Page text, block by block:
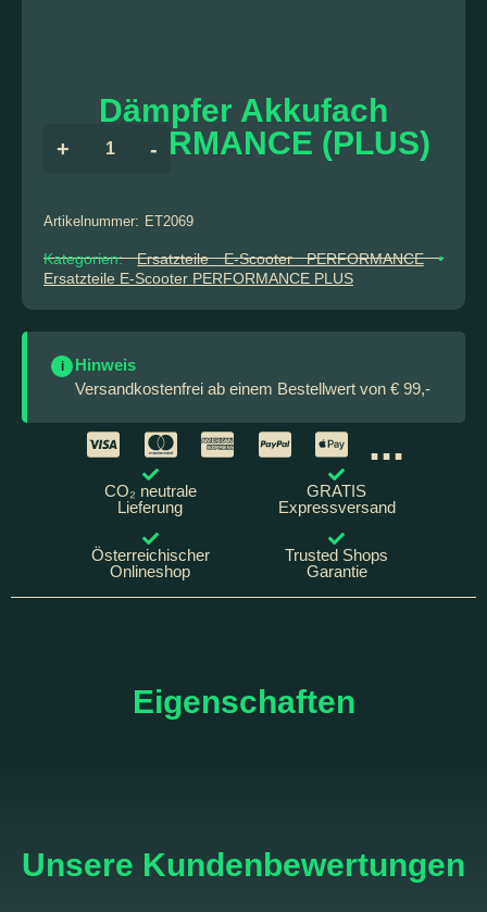
Dämpfer Akkufach
PERFORMANCE (PLUS)
+ -
Artikelnummer: ET2069
Kategorien:Ersatzteile E-Scooter PERFORMANCE•
Ersatzteile E-Scooter PERFORMANCE PLUS
i
Hinweis
Versandkostenfrei ab einem Bestellwert von € 99,-
...
CO₂ neutrale
Lieferung
GRATIS
Expressversand
Österreichischer
Onlineshop
Trusted Shops
Garantie
Eigenschaften
Unsere Kundenbewertungen